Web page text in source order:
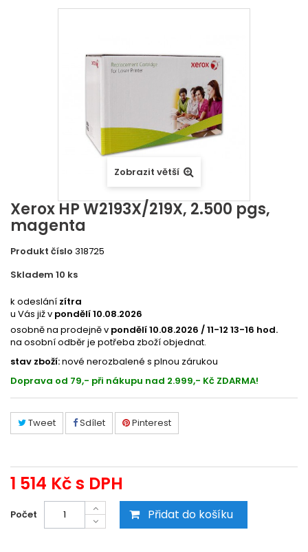
Zobrazit větší
Xerox HP W2193X/219X, 2.500 pgs,
magenta
Produkt číslo 318725
Skladem 10 ks
k odeslání zítra
u Vás již v pondělí 10.08.2026
osobně na prodejně v pondělí 10.08.2026 / 11-12 13-16 hod.
na osobní odběr je potřeba zboží objednat.
stav zboží:nové nerozbalené s plnou zárukou
Doprava od 79,- při nákupu nad 2.999,- Kč ZDARMA!
Tweet Sdílet Pinterest
1 514 Kčs DPH
Počet Přidat do košíku